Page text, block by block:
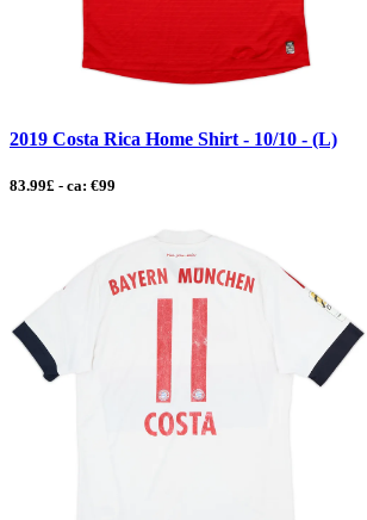
2019 Costa Rica Home Shirt - 10/10 - (L)
83.99£ - ca: €99